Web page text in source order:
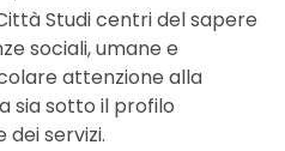
Studi centri del sapere
sociali, umane e
attenzione alla
sia sotto il profilo
servizi.